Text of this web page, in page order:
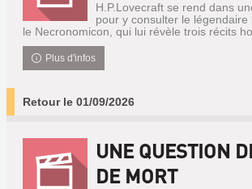
H.P.Lovecraft se rend dans
pour y consulter le légendaire
le Necronomicon, qui lui révèle trois récits
Plus d'infos
Retour le 01/09/2026
UNE QUESTION
DE MORT